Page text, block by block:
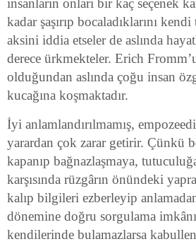
insanların onları bir kaç seçenek
kadar şaşırıp bocaladıklarını
aksini iddia etseler de aslında
derece ürkmekteler. Erich
olduğundan aslında çoğu insan
kucağına koşmaktadır.
İyi anlamlandırılmamış,
yarardan çok zarar getirir. Çünkü
kapanıp bağnazlaşmaya,
karşısında rüzgârın önündeki
kalıp bilgileri ezberleyip
dönemine doğru sorgulama
kendilerinde bulamazlarsa